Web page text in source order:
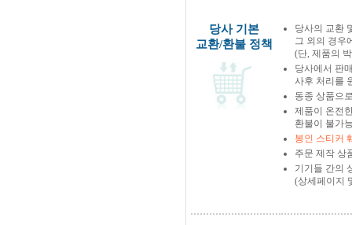
당사 기본
교환/환불 정책
당사의 교환
그 외의 경우
(단, 제품의
당사에서 판
사후 처리를
동종 상품으
제품이 온전
환불이 불가
봉인 스티커
주문 제작 상
기기들 간의
(상세페이지